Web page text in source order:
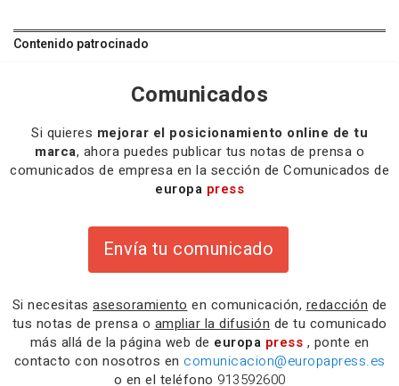
Contenido patrocinado
Comunicados
Si quieres mejorar el posicionamiento online de tu
marca, ahora puedes publicar tus notas de prensa o
comunicados de empresa en la sección de Comunicados de
europa press
Envía tu comunicado
Si necesitas asesoramiento en comunicación, redacción de
tus notas de prensa o ampliar la difusión de tu comunicado
más allá de la página web de europa press , ponte en
contacto con nosotros en comunicacion@europapress.es
o en el teléfono 913592600